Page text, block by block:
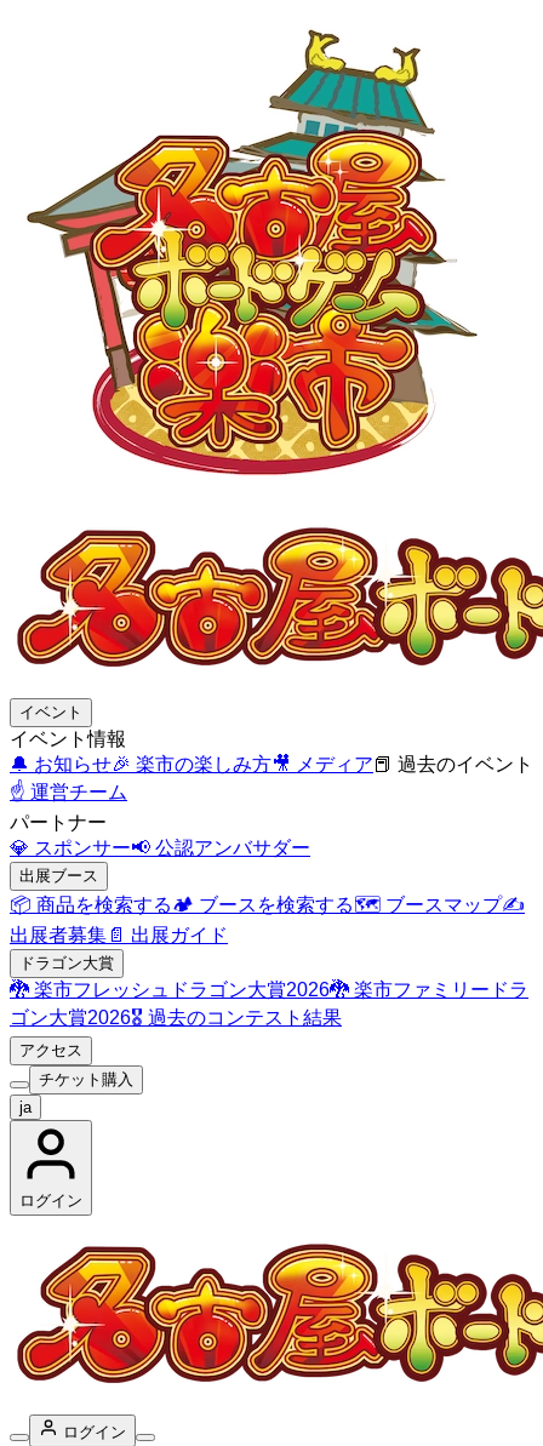
イベント
イベント情報
🔔 お知らせ🎉 楽市の楽しみ方🎥 メディア📕 過去のイベント
☝️ 運営チーム
パートナー
💎 スポンサー📢 公認アンバサダー
出展ブース
📦 商品を検索する🏕️ ブースを検索する🗺️ ブースマップ✍️
出展者募集 📄 出展ガイド
ドラゴン大賞
🐉 楽市フレッシュドラゴン大賞2026🐉 楽市ファミリードラ
ゴン大賞2026🎖️ 過去のコンテスト結果
アクセス
チケット購入
ja
ログイン
ログイン